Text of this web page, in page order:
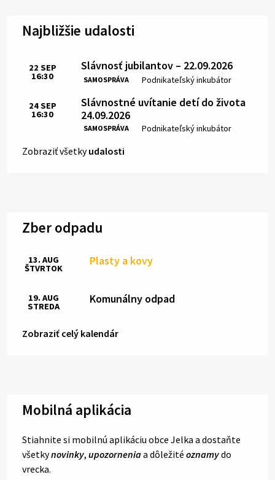
Najbližšie udalosti
Slávnosť jubilantov – 22.09.2026
SAMOSPRÁVA Miesto:
Podnikateľský inkubátor
Čas:
22 SEP
16:30
Slávnostné uvítanie detí do života
24.09.2026
SAMOSPRÁVA Miesto:
Podnikateľský inkubátor
Čas:
24SEP
16:30
Zobraziť všetkyudalosti
Zber odpadu
Plasty a kovy
13. AUG
ŠTVRTOK
Komunálny odpad
19. AUG
STREDA
Zobraziť celý kalendár
Mobilná aplikácia
Stiahnite si mobilnú aplikáciu obce Jelka a dostaňte
všetkynovinky, upozorneniaa dôležité oznamydo
vrecka.